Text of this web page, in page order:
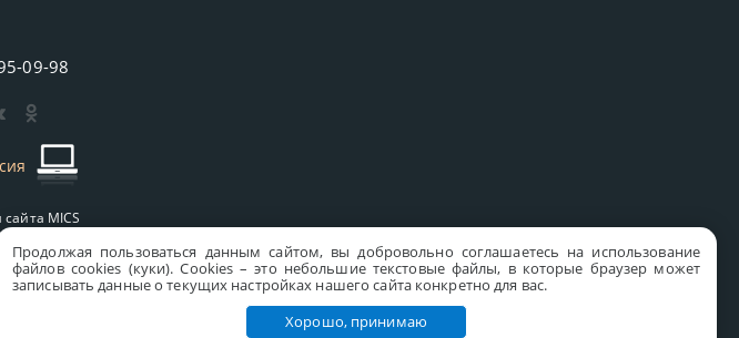
Продолжая пользоваться данным сайтом, вы добровольно соглашаетесь на использование
файлов cookies (куки). Сookies – это небольшие текстовые файлы, в которые браузер может
записывать данные о текущих настройках нашего сайта конкретно для вас.
Хорошо, принимаю
09-98
сайта MICS
MICS Distribution Company